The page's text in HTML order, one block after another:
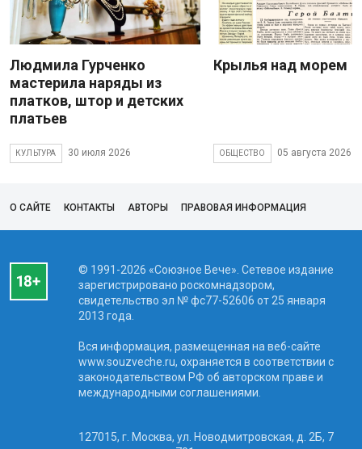
Людмила Гурченко
мастерила наряды из
платков, штор и детских
платьев
КУЛЬТУРА 30 июля 2026
Крылья над морем
ОБЩЕСТВО 05 августа 2026
О САЙТЕ КОНТАКТЫ АВТОРЫ ПРАВОВАЯ ИНФОРМАЦИЯ
© 1991-2026 «Союзное Вече». Сетевое издание
зарегистрировано роскомнадзором,
свидетельство эл № фc77-52606 от 25 января
2013 года.
Вся информация, размещенная на веб-сайте
www.souzveche.ru, охраняется в соответствии с
законодательством РФ об авторском праве и
международными соглашениями.
127015, г. Москва, ул. Новодмитровская, д. 2Б, 7